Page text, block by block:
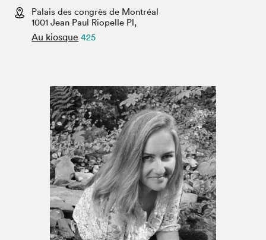
Espace enseignant·e·s
Espace pro
Palais des congrès de Montréal
1001 Jean Paul Riopelle Pl,
Au kiosque 425